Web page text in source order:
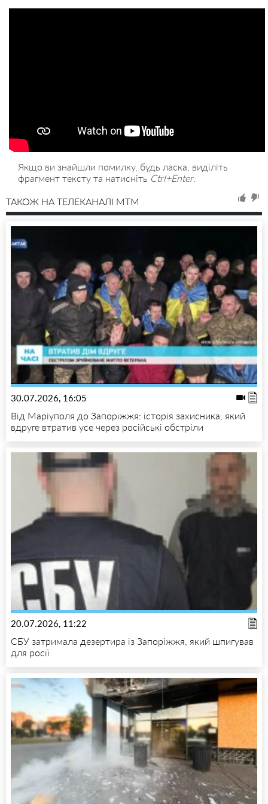
Якщо ви знайшли помилку, будь ласка, виділіть
фрагмент тексту та натисніть Ctrl+Enter.
ТАКОЖ НА ТЕЛЕКАНАЛІ MTM
30.07.2026, 16:05
Від Маріуполя до Запоріжжя: історія захисника, який
вдруге втратив усе через російські обстріли
20.07.2026, 11:22
СБУ затримала дезертира із Запоріжжя, який шпигував
для росії